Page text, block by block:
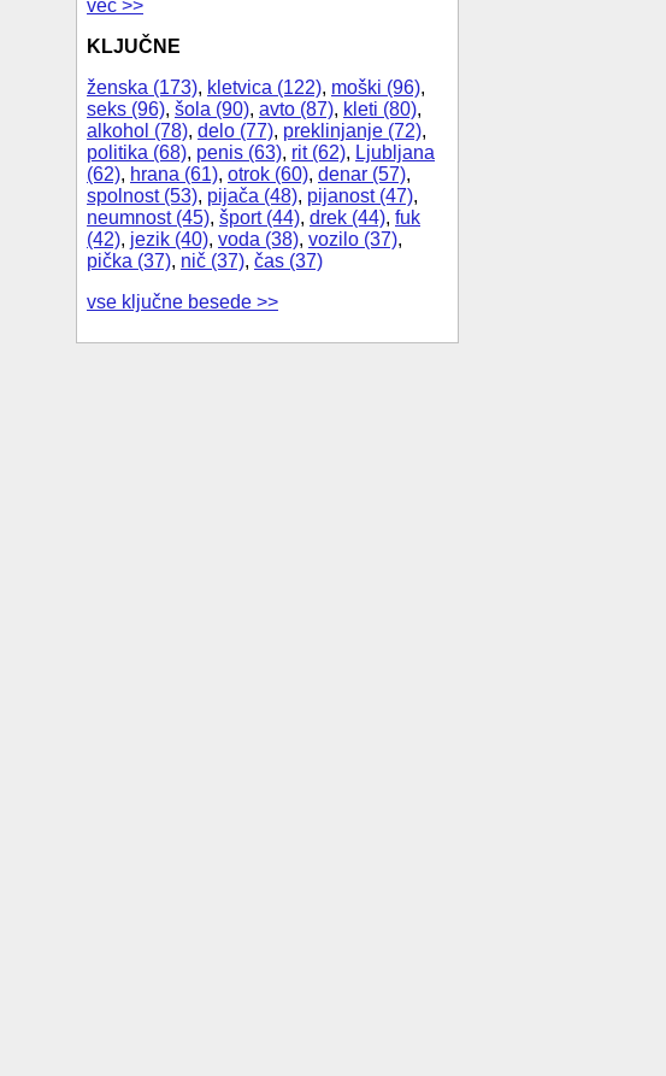
več >>
KLJUČNE
ženska (173), kletvica (122), moški (96),
seks (96), šola (90), avto (87), kleti (80),
alkohol (78), delo (77), preklinjanje (72),
politika (68), penis (63), rit (62), Ljubljana
(62), hrana (61), otrok (60), denar (57),
spolnost (53), pijača (48), pijanost (47),
neumnost (45), šport (44), drek (44), fuk
(42), jezik (40), voda (38), vozilo (37),
pička (37), nič (37), čas (37)
vse ključne besede >>